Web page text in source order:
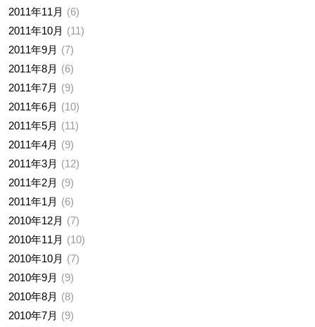
2011年11月
6
2011年10月
11
2011年9月
7
2011年8月
6
2011年7月
9
2011年6月
10
2011年5月
11
2011年4月
9
2011年3月
12
2011年2月
9
2011年1月
6
2010年12月
7
2010年11月
10
2010年10月
7
2010年9月
9
2010年8月
8
2010年7月
9